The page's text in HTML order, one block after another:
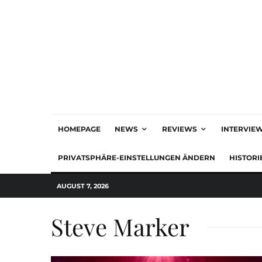
HOMEPAGE NEWS REVIEWS
PRIVATSPHÄRE-EINSTELLUNGEN ÄNDERN
AUGUST 7, 2026
Steve Marker